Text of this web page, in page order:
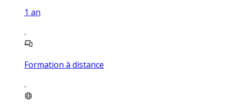
1 an
Formation à distance